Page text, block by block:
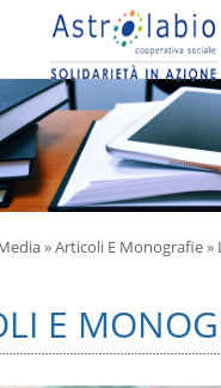
»Articoli E Monografie»
E